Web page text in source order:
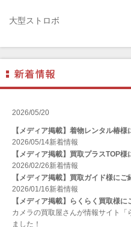
ALT（アルト）
ARAX（アラクス）
Arca-Swiss（アルカスイス）
Argus （アーガス）
ARNUVO（アルヌボ）
ARTISAN&ARTIST (アルティ
大型ストロボ
2026/05/20
【メディア掲載】着物レンタル椿様
2026/05/14新着情報
【メディア掲載】買取プラスTOP様
2026/02/26新着情報
【メディア掲載】買取ガイド様にご
2026/01/16新着情報
【メディア掲載】らくらく買取様に
カメラの買取屋さんが情報サイト
ました！